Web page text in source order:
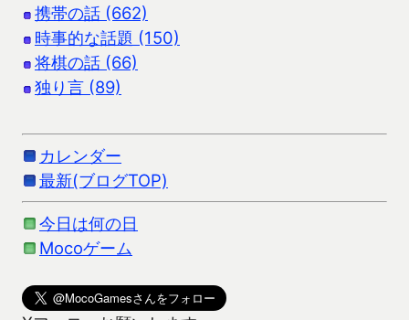
携帯の話 (662)
時事的な話題 (150)
将棋の話 (66)
独り言 (89)
カレンダー
最新(ブログTOP)
今日は何の日
Mocoゲーム